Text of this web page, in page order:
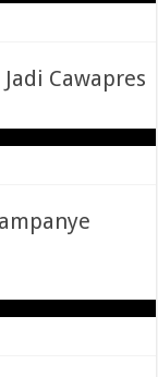
Cawapres